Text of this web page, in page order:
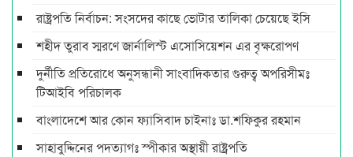
রাষ্ট্রপতি নির্বাচন: সংসদের কাছে ভোটার তালিকা চেয়েছে ইসি
শহীদ তুরাব স্মরণে জার্নালিস্ট এসোসিয়েশন এর বৃক্ষরোপণ
দুর্নীতি প্রতিরোধে অনুসন্ধানী সাংবাদিকতার গুরুত্ব অপরিসীমঃ
টিআইবি পরিচালক
বাংলাদেশে আর কোন ফ্যাসিবাদ চাইনাঃ ডা.শফিকুর রহমান
সাহাবুদ্দিনের পদত্যাগঃ স্পীকার অস্থায়ী রাষ্ট্রপতি